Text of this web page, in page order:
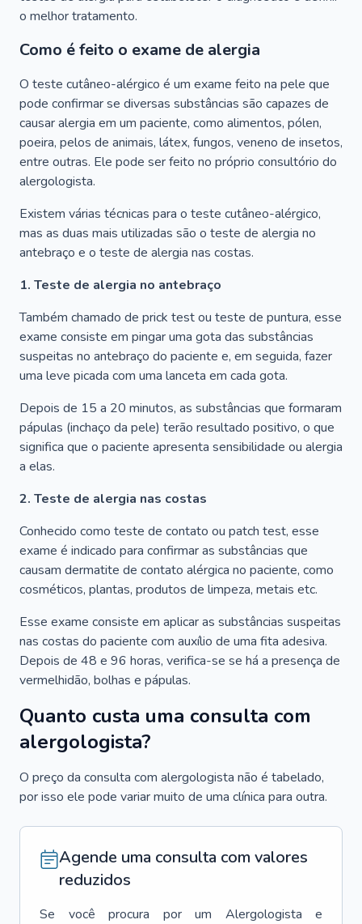
o melhor tratamento.
Como é feito o exame de alergia
O teste cutâneo-alérgico é um exame feito na pele que
pode confirmar se diversas substâncias são capazes de
causar alergia em um paciente, como alimentos, pólen,
poeira, pelos de animais, látex, fungos, veneno de insetos,
entre outras. Ele pode ser feito no próprio consultório do
alergologista.
Existem várias técnicas para o teste cutâneo-alérgico,
mas as duas mais utilizadas são o teste de alergia no
antebraço e o teste de alergia nas costas.
1. Teste de alergia no antebraço
Também chamado de prick test ou teste de puntura, esse
exame consiste em pingar uma gota das substâncias
suspeitas no antebraço do paciente e, em seguida, fazer
uma leve picada com uma lanceta em cada gota.
Depois de 15 a 20 minutos, as substâncias que formaram
pápulas (inchaço da pele) terão resultado positivo, o que
significa que o paciente apresenta sensibilidade ou alergia
a elas.
2. Teste de alergia nas costas
Conhecido como teste de contato ou patch test, esse
exame é indicado para confirmar as substâncias que
causam dermatite de contato alérgica no paciente, como
cosméticos, plantas, produtos de limpeza, metais etc.
Esse exame consiste em aplicar as substâncias suspeitas
nas costas do paciente com auxílio de uma fita adesiva.
Depois de 48 e 96 horas, verifica-se se há a presença de
vermelhidão, bolhas e pápulas.
Quanto custa uma consulta com
alergologista?
O preço da consulta com alergologista não é tabelado,
por isso ele pode variar muito de uma clínica para outra.
Agende uma consulta com valores
reduzidos
Se você procura por um
Alergologista e